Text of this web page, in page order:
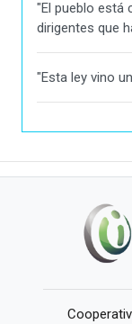
"El pueblo está
dirigentes que
"Esta ley vino